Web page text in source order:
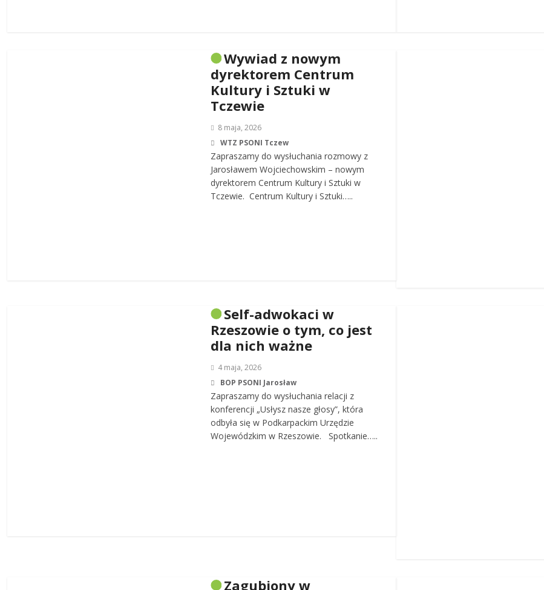
Wywiad z nowym
dyrektorem Centrum
Kultury i Sztuki w
Tczewie
8 maja, 2026
WTZ PSONI Tczew
Zapraszamy do wysłuchania rozmowy z
Jarosławem Wojciechowskim – nowym
dyrektorem Centrum Kultury i Sztuki w
Tczewie. Centrum Kultury i Sztuki…..
Self-adwokaci w
Rzeszowie o tym, co jest
dla nich ważne
4 maja, 2026
BOP PSONI Jarosław
Zapraszamy do wysłuchania relacji z
konferencji „Usłysz nasze głosy”, która
odbyła się w Podkarpackim Urzędzie
Wojewódzkim w Rzeszowie. Spotkanie…..
Zagubiony w